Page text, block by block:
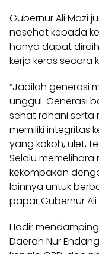
Gubernur Ali Mazi
nasehat kepada
hanya dapat
kerja keras secara
“Jadilah generasi
unggul. Generasi
sehat rohani serta
memiliki integritas
yang kokoh, ulet,
Selalu
kekompakan
lainnya untuk
papar Gubernur Ali
Hadir
Daerah Nur